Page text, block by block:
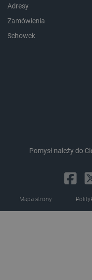
Adresy
Zamówienia
Schowek
Pomysł należy do
Mapa strony